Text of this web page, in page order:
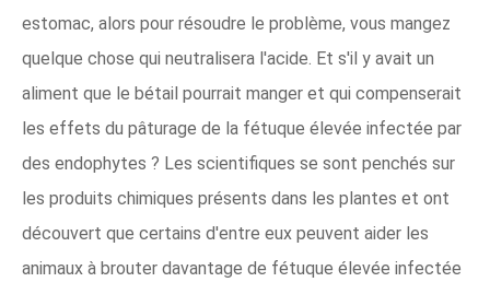
estomac, alors pour résoudre le problème, vous mangez
quelque chose qui neutralisera l'acide. Et s'il y avait un
aliment que le bétail pourrait manger et qui compenserait
les effets du pâturage de la fétuque élevée infectée par
des endophytes ? Les scientifiques se sont penchés sur
les produits chimiques présents dans les plantes et ont
découvert que certains d'entre eux peuvent aider les
animaux à brouter davantage de fétuque élevée infectée